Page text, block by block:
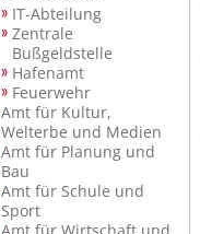
IT-Abteilung
Zentrale
Bußgeldstelle
Hafenamt
Feuerwehr
Amt für Kultur,
Welterbe und Medien
Amt für Planung und
Bau
Amt für Schule und
Sport